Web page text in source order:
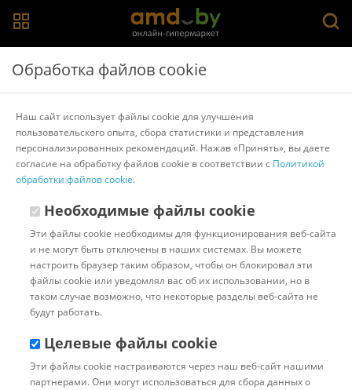
Главная > Каталог товаров Клавиатуры
Другие товары GEMBIRD
Обработка файлов cookie
Наш сайт использует файлы cookie для улучшения
пользовательского опыта, сбора статистики и представления
персонализированных рекомендаций. Нажав «Принять», вы даете
согласие на обработку файлов cookie в соответствии с Политикой
обработки файлов cookie.
Необходимые файлы cookie
Эти файлы cookie необходимы для функционирования веб-сайта
и не могут быть отключены в наших системах. Вы можете
настроить браузер таким образом, чтобы он блокировал эти
файлы cookie или уведомлял вас об их использовании, но в
таком случае возможно, что некоторые разделы веб-сайта не
будут работать.
Целевые файлы cookie
Эти файлы cookie настраиваются через наш веб-сайт нашими
партнерами. Они могут использоваться для сбора данных о